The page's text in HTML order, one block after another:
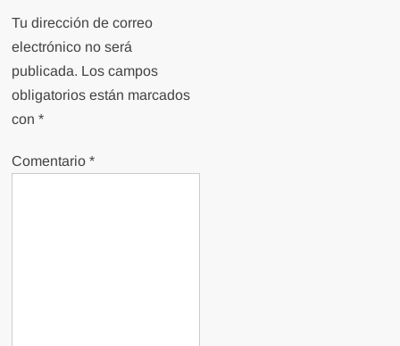
Tu dirección de correo
electrónico no será
publicada. Los campos
obligatorios están marcados
con*
Comentario*